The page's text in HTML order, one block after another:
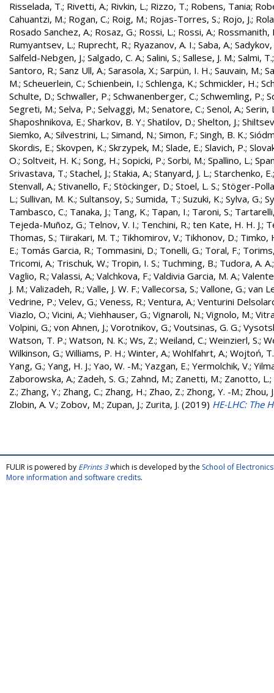
Risselada, T.; Rivetti, A.; Rivkin, L.; Rizzo, T.; Robens, Tania;
Cahuantzi, M.; Rogan, C.; Roig, M.; Rojas-Torres, S.; Rojo, J.;
Rosado Sanchez, A.; Rosaz, G.; Rossi, L.; Rossi, A.; Rossmanith,
Rumyantsev, L.; Ruprecht, R.; Ryazanov, A. I.; Saba, A.; Sadykov,
Salfeld-Nebgen, J.; Salgado, C. A.; Salini, S.; Sallese, J. M.; Salmi, T.
Santoro, R.; Sanz Ull, A.; Sarasola, X.; Sarpün, I. H.; Sauvain, M.;
M.; Scheuerlein, C.; Schienbein, I.; Schlenga, K.; Schmickler, H.;
Schulte, D.; Schwaller, P.; Schwanenberger, C.; Schwemling, P.;
Segreti, M.; Selva, P.; Selvaggi, M.; Senatore, C.; Senol, A.; Serin,
Shaposhnikova, E.; Sharkov, B. Y.; Shatilov, D.; Shelton, J.;
Siemko, A.; Silvestrini, L.; Simand, N.; Simon, F.; Singh, B. K.;
Skordis, E.; Skovpen, K.; Skrzypek, M.; Slade, E.; Slavich, P.;
O.; Soltveit, H. K.; Song, H.; Sopicki, P.; Sorbi, M.; Spallino, L.;
Srivastava, T.; Stachel, J.; Stakia, A.; Stanyard, J. L.; Starchenko, E.
Stenvall, A.; Stivanello, F.; Stöckinger, D.; Stoel, L. S.; Stöger-
L.; Sullivan, M. K.; Sultansoy, S.; Sumida, T.; Suzuki, K.; Sylva, G.;
Tambasco, C.; Tanaka, J.; Tang, K.; Tapan, I.; Taroni, S.;
Tejeda-Muñoz, G.; Telnov, V. I.; Tenchini, R.; ten Kate, H. H. J.;
Thomas, S.; Tiirakari, M. T.; Tikhomirov, V.; Tikhonov, D.; Timko,
E.; Tomás Garcia, R.; Tommasini, D.; Tonelli, G.; Toral, F.;
Tricomi, A.; Trischuk, W.; Tropin, I. S.; Tuchming, B.; Tudora, A. A.
Vaglio, R.; Valassi, A.; Valchkova, F.; Valdivia Garcia, M. A.;
J. M.; Valizadeh, R.; Valle, J. W. F.; Vallecorsa, S.; Vallone, G.; van
Vedrine, P.; Velev, G.; Veness, R.; Ventura, A.; Venturini
Viazlo, O.; Vicini, A.; Viehhauser, G.; Vignaroli, N.; Vignolo, M.;
Volpini, G.; von Ahnen, J.; Vorotnikov, G.; Voutsinas, G. G.;
Watson, T. P.; Watson, N. K.; Ws, Z.; Weiland, C.; Weinzierl, S.;
Wilkinson, G.; Williams, P. H.; Winter, A.; Wohlfahrt, A.; Wojtoń, T.
Yang, G.; Yang, H. J.; Yao, W. -M.; Yazgan, E.; Yermolchik, V.;
Zaborowska, A.; Zadeh, S. G.; Zahnd, M.; Zanetti, M.; Zanotto, L.;
Z.; Zhang, Y.; Zhang, C.; Zhang, H.; Zhao, Z.; Zhong, Y. -M.; Zhou,
Zlobin, A. V.; Zobov, M.; Zupan, J.; Zurita, J. (2019) HE-LHC: The
FULIR is powered by EPrints 3which is developed by the School of
More information and software credits.